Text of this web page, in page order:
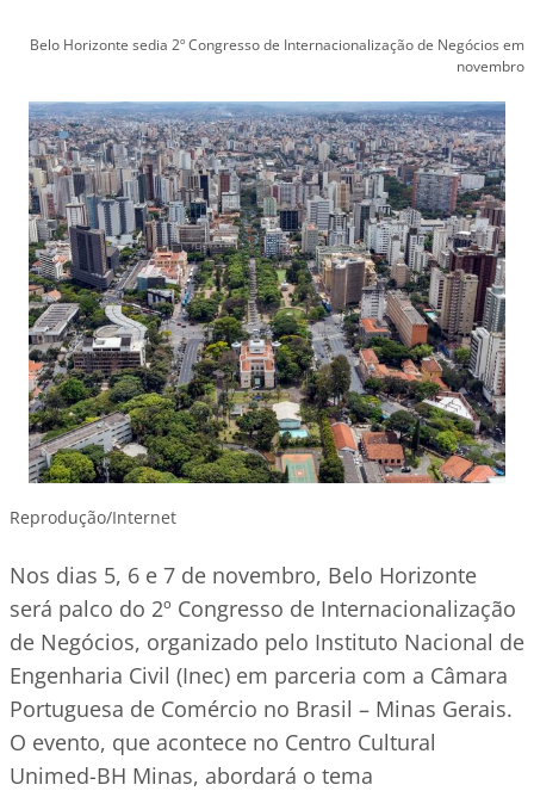
Belo Horizonte sedia 2º Congresso de Internacionalização de Negócios em
novembro
Reprodução/Internet
Nos dias 5, 6 e 7 de novembro, Belo Horizonte
será palco do 2º Congresso de Internacionalização
de Negócios, organizado pelo Instituto Nacional de
Engenharia Civil (Inec) em parceria com a Câmara
Portuguesa de Comércio no Brasil – Minas Gerais.
O evento, que acontece no Centro Cultural
Unimed-BH Minas, abordará o tema